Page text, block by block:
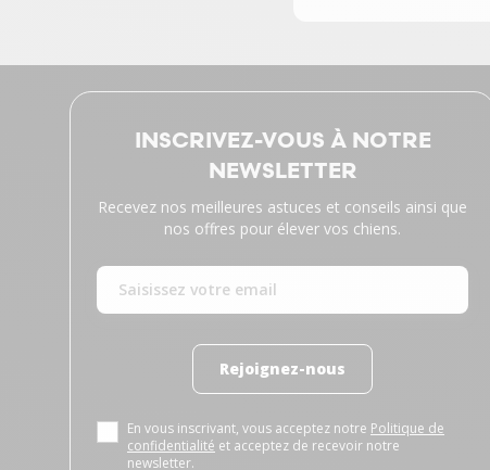
INSCRIVEZ-VOUS À NOTRE
NEWSLETTER
Recevez nos meilleures astuces et conseils ainsi que
nos offres pour élever vos chiens.
Rejoignez-nous
En vous inscrivant, vous acceptez notre Politique de
confidentialité et acceptez de recevoir notre
newsletter.